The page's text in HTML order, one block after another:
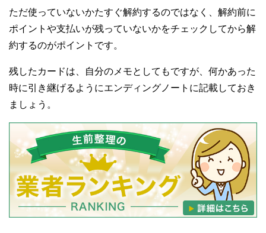
ただ使っていないかたすぐ解約するのではなく、解約前に
ポイントや支払いが残っていないかをチェックしてから解
約するのがポイントです。
残したカードは、自分のメモとしてもですが、何かあった
時に引き継げるようにエンディングノートに記載しておき
ましょう。